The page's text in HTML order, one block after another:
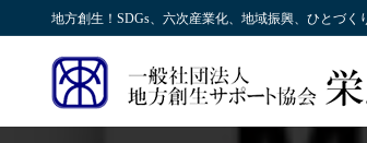
ン
へ
ビ
ョ
地方創生！SDGs、六次産業化、地域振興、ひとづ